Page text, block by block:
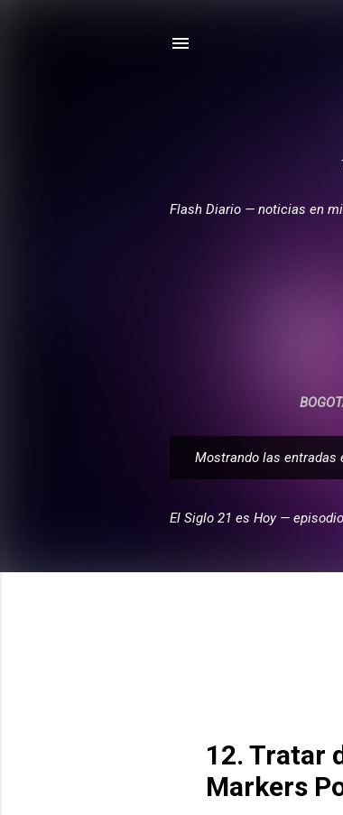
Flash Diario — noticias en
t
Mostrando las entradas
El Siglo 21 es Hoy —
12. Tratar
Markers